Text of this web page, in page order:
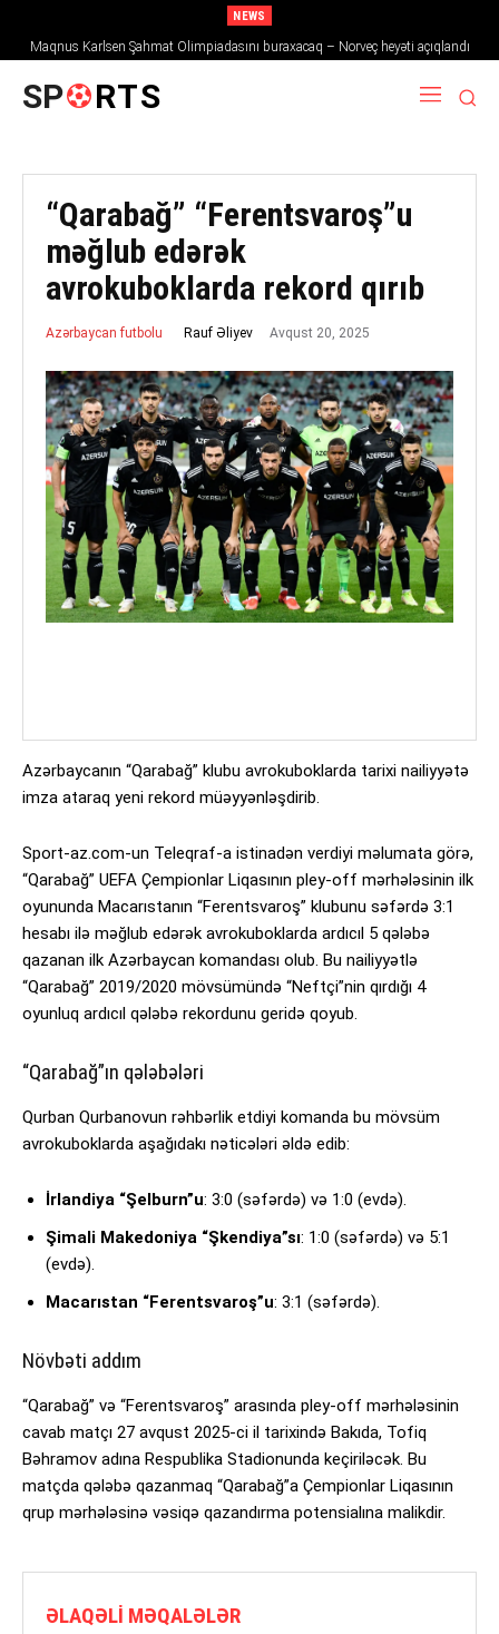
NEWS
Maqnus Karlsen Şahmat Olimpiadasını buraxacaq – Norveç heyəti açıqlandı
SP RTS
“Qarabağ” “Ferentsvaroş”u
məğlub edərək
avrokuboklarda rekord qırıb
Azərbaycan futbolu Rauf Əliyev Avqust 20, 2025
Azərbaycanın “Qarabağ” klubu avrokuboklarda tarixi nailiyyətə
imza ataraq yeni rekord müəyyənləşdirib.
Sport-az.com-un Teleqraf-a istinadən verdiyi məlumata görə,
“Qarabağ” UEFA Çempionlar Liqasının pley-off mərhələsinin ilk
oyununda Macarıstanın “Ferentsvaroş” klubunu səfərdə 3:1
hesabı ilə məğlub edərək avrokuboklarda ardıcıl 5 qələbə
qazanan ilk Azərbaycan komandası olub. Bu nailiyyətlə
“Qarabağ” 2019/2020 mövsümündə “Neftçi”nin qırdığı 4
oyunluq ardıcıl qələbə rekordunu geridə qoyub.
“Qarabağ”ın qələbələri
Qurban Qurbanovun rəhbərlik etdiyi komanda bu mövsüm
avrokuboklarda aşağıdakı nəticələri əldə edib:
İrlandiya “Şelburn”u: 3:0 (səfərdə) və 1:0 (evdə).
Şimali Makedoniya “Şkendiya”sı: 1:0 (səfərdə) və 5:1
(evdə).
Macarıstan “Ferentsvaroş”u: 3:1 (səfərdə).
Növbəti addım
“Qarabağ” və “Ferentsvaroş” arasında pley-off mərhələsinin
cavab matçı 27 avqust 2025-ci il tarixində Bakıda, Tofiq
Bəhramov adına Respublika Stadionunda keçiriləcək. Bu
matçda qələbə qazanmaq “Qarabağ”a Çempionlar Liqasının
qrup mərhələsinə vəsiqə qazandırma potensialına malikdir.
ƏLAQƏLI MƏQALƏLƏR